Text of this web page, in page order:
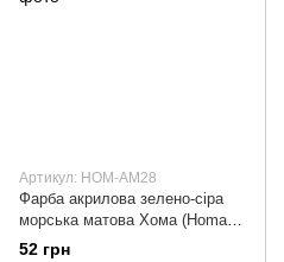
Артикул: HOM-AM28
Фарба акрилова зелено-сіра
морська матова Хома (Homa)
АМ28
52 грн